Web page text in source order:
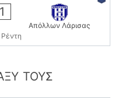
1
Απόλλων Λάρισας
ΤΟΥΣ